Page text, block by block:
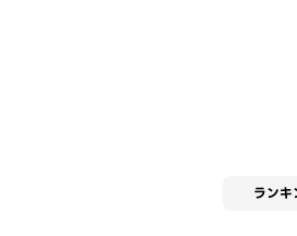
ラン